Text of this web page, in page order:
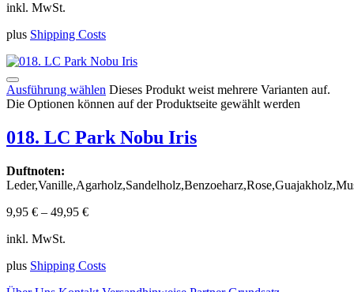
inkl. MwSt.
plus Shipping Costs
Ausführung wählen Dieses Produkt weist mehrere Varianten auf.
Die Optionen können auf der Produktseite gewählt werden
018. LC Park Nobu Iris
Duftnoten:
9,95 € – 49,95 €
inkl. MwSt.
plus Shipping Costs